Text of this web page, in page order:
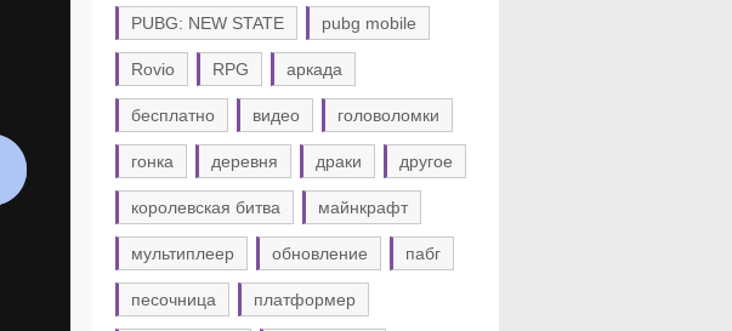
PUBG: NEW STATE pubg mobile
Rovio RPG аркада
бесплатно видео головоломки
гонка деревня драки другое
королевская битва майнкрафт
мультиплеер обновление пабг
песочница платформер